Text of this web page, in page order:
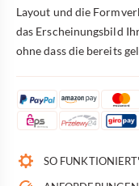
Layout und die
das Erscheinungsbild
ohne dass die bereits
SO